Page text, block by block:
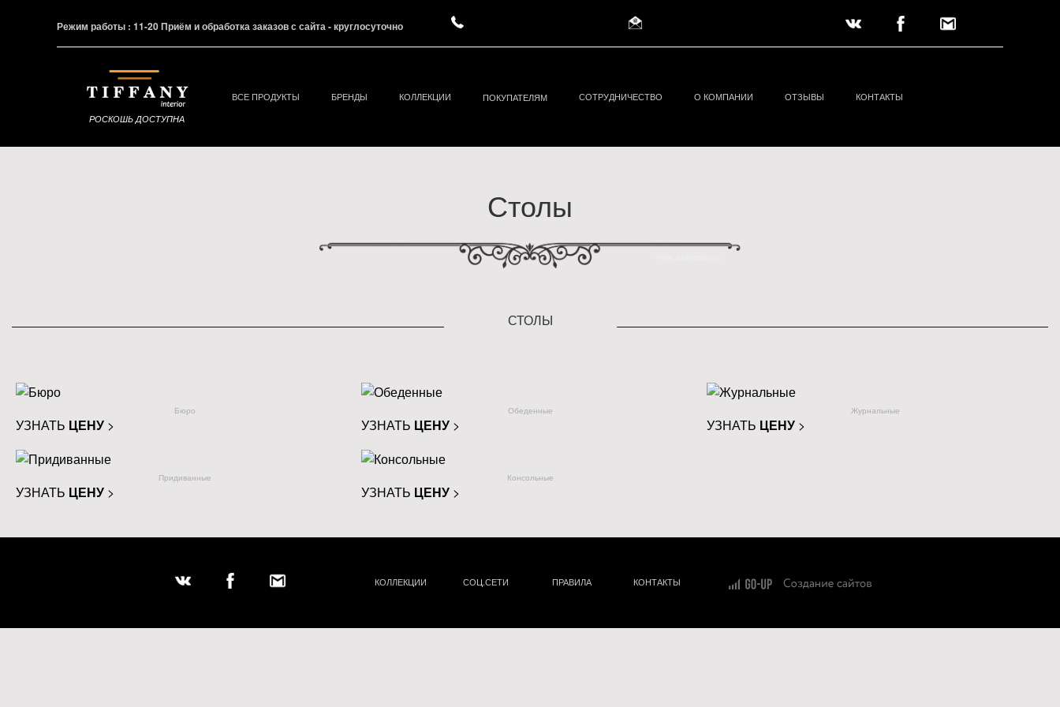
Режим работы : 11-20 Приём и обработка заказов с сайта - круглосуточно
РОСКОШЬ ДОСТУПНА
ВСЕ ПРОДУКТЫ БРЕНДЫ КОЛЛЕКЦИИ ПОКУПАТЕЛЯМ СОТРУДНИЧЕСТВО О КОМПАНИИ ОТЗЫВЫ КОНТАКТЫ
Столы
СТОЛЫ
Бюро
УЗНАТЬ ЦЕНУ >
Обеденные
УЗНАТЬ ЦЕНУ >
Журнальные
УЗНАТЬ ЦЕНУ >
Придиванные
УЗНАТЬ ЦЕНУ >
Консольные
УЗНАТЬ ЦЕНУ >
КОЛЛЕКЦИИ СОЦ.СЕТИ ПРАВИЛА КОНТАКТЫ